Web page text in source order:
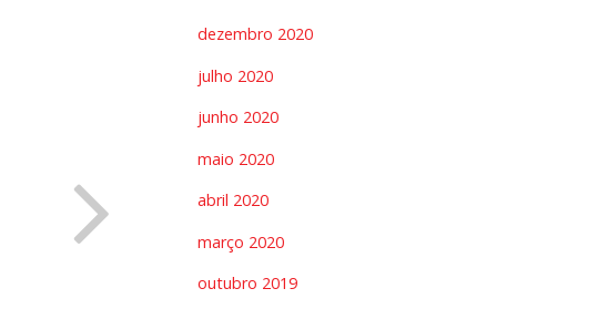
dezembro 2020
julho 2020
junho 2020
maio 2020
abril 2020
março 2020
outubro 2019